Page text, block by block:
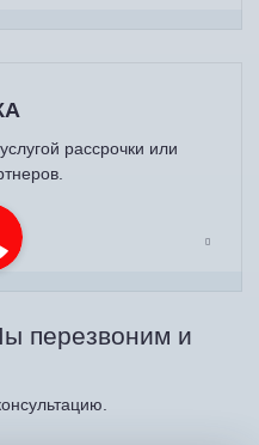
рассрочки или
перезвоним и